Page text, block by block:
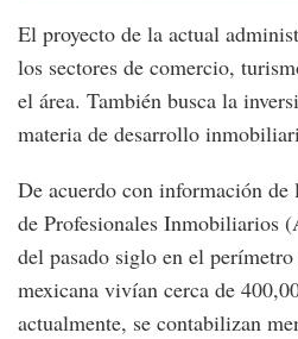
El proyecto de la actual
los sectores de comercio,
el área. También busca la
materia de desarrollo
De acuerdo con información
de Profesionales Inmobiliarios
del pasado siglo en el
mexicana vivían cerca de
actualmente, se contabilizan